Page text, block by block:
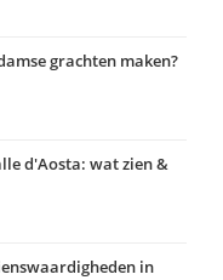
grachten maken?
d'Aosta: wat zien &
in